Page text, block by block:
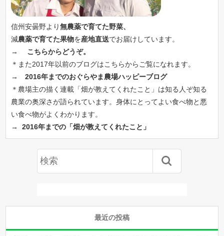
信州安曇野より無農薬で育てた野菜、
減農薬で育てた果物を産地直送でお届けしています。
→ こちらからどうぞ。
＊また2017年以前のブログはこちらからご覧になれます。
→2016年までのおぐらやま農場ハッピーブログ
＊農場主の描く連載「畑が教えてくれたこと」は知る人ぞ知る
農業の奥深さが語られています。身体にとってよい食べ物と悪
い食べ物がよくわかります。
→2016年までの「畑が教えてくれたこと」
最近の投稿